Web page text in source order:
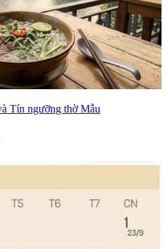
Tín ngưỡng thờ Mẫu